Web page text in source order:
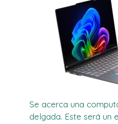
Se acerca una
delgada. Este será un